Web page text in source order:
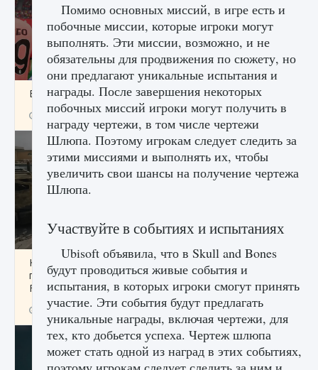
Входят ли «Милан» и «Интер» в EA FC 25
9 августа 2024 2 064 0 1
Как исправить текстовую ошибку
пользовательского интерфейса Delta
Force Hawk Ops
9 августа 2024 1 945 0 0
Помимо основных миссий, в игре есть и
побочные миссии, которые игроки могут
выполнять. Эти миссии, возможно, и не
обязательны для продвижения по сюжету, но
они предлагают уникальные испытания и
награды. После завершения некоторых
побочных миссий игроки могут получить в
награду чертежи, в том числе чертежи
Шлюпа. Поэтому игрокам следует следить за
этими миссиями и выполнять их, чтобы
увеличить свои шансы на получение чертежа
Шлюпа.
Участвуйте в событиях и испытаниях
Ubisoft объявила, что в Skull and Bones
будут проводиться живые события и
испытания, в которых игроки смогут принять
участие. Эти события будут предлагать
уникальные награды, включая чертежи, для
тех, кто добьется успеха. Чертеж шлюпа
может стать одной из наград в этих событиях,